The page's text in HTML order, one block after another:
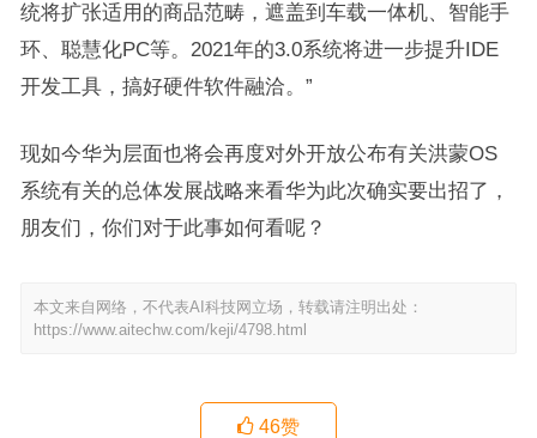
统将扩张适用的商品范畴，遮盖到车载一体机、智能手
环、聪慧化PC等。2021年的3.0系统将进一步提升IDE
开发工具，搞好硬件软件融洽。”
现如今华为层面也将会再度对外开放公布有关洪蒙OS
系统有关的总体发展战略来看华为此次确实要出招了，
朋友们，你们对于此事如何看呢？
本文来自网络，不代表AI科技网立场，转载请注明出处：
https://www.aitechw.com/keji/4798.html
46赞